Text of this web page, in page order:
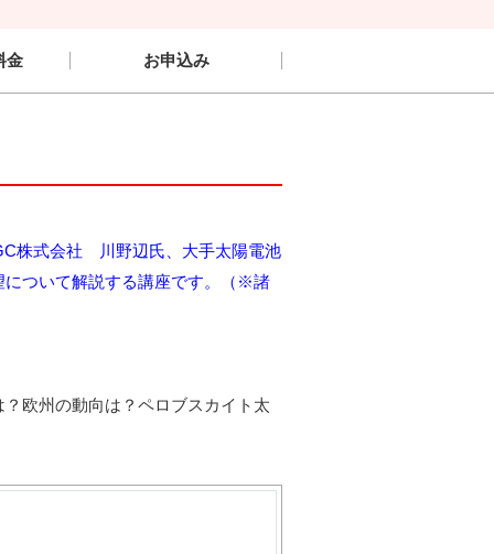
金 お申込み
株式会社 川野辺氏、大手太陽電池
について解説する講座です。（※諸
欧州の動向は？ペロブスカイト太